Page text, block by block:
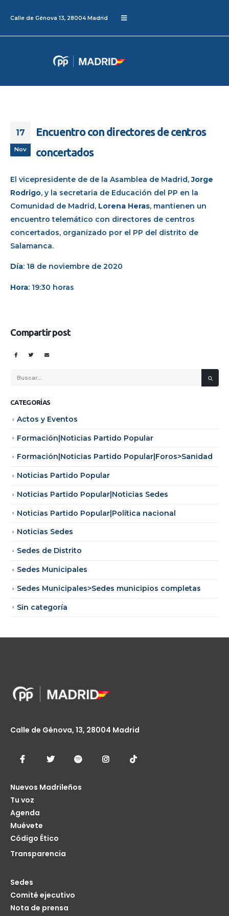
Calle de Génova 13, 28004 Madrid
17
Nov
Encuentro con directores de centros
concertados
El vicepresidente de de la Asamblea de Madrid,Jorge
Rodrigo, y la secretaria de Educación del PP en la
Comunidad de Madrid, Lorena Heras, mantienen un
encuentro telemático con directores de centros
concertados, organizado por el PP del distrito de
Salamanca.
Día: 18 de noviembre de 2020
Hora: 19:30 horas
Compartir post
CATEGORÍAS
Actos y Eventos
Formación|Noticias Partido Popular
Formación|Noticias Partido Popular|Foros>Sanidad
Noticias Partido Popular
Noticias Partido Popular|Noticias Sedes
Noticias Partido Popular|Política nacional
Noticias Sedes
Sedes de Distrito
Sedes Municipales
Sedes Municipales>Sedes municipios completas
Sin categoría
Calle de Génova, 13, 28004 Madrid
Nuevos Madrileños
Tu voz
Agenda
Muévete
Código Ético
Transparencia
Sedes
Comité ejecutivo
Nota de prensa